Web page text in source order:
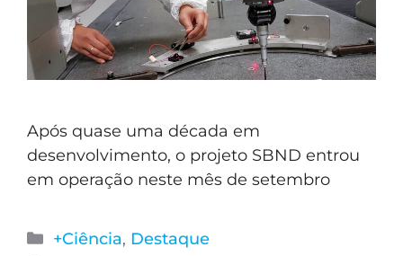
Após quase uma década em
desenvolvimento, o projeto SBND entrou
em operação neste mês de setembro
+Ciência, Destaque